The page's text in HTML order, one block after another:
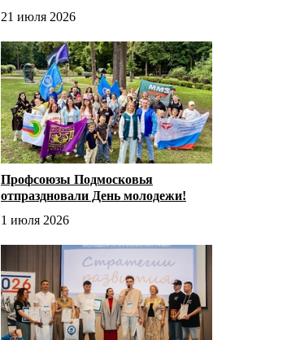
21 июля 2026
Профсоюзы Подмосковья
отпраздновали День молодежи!
1 июля 2026